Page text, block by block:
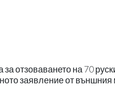
за отзоваването на 70
заявление от